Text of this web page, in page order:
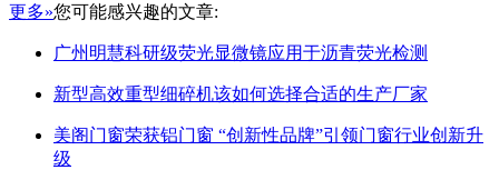
更多»您可能感兴趣的文章:
广州明慧科研级荧光显微镜应用于沥青荧光检测
新型高效重型细碎机该如何选择合适的生产厂家
美阁门窗荣获铝门窗 “创新性品牌”引领门窗行业创新升
级